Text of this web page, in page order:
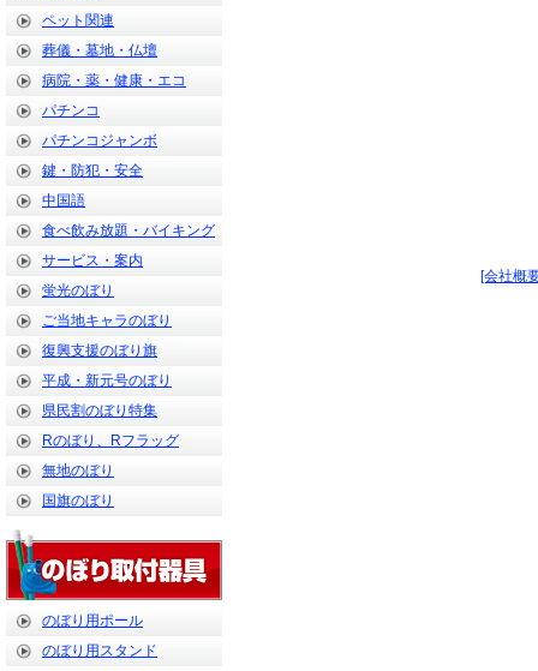
ペット関連
葬儀・墓地・仏壇
病院・薬・健康・エコ
パチンコ
パチンコジャンボ
鍵・防犯・安全
中国語
食べ飲み放題・バイキング
サービス・案内
蛍光のぼり
ご当地キャラのぼり
復興支援のぼり旗
平成・新元号のぼり
県民割のぼり特集
Rのぼり、Rフラッグ
無地のぼり
国旗のぼり
のぼり用ポール
のぼり用スタンド
[会社概